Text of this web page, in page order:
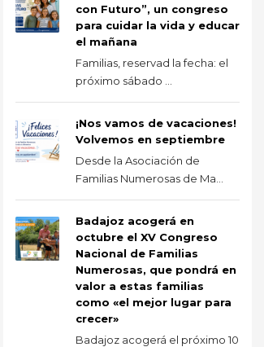
con Futuro”, un congreso
para cuidar la vida y educar
el mañana
Familias, reservad la fecha: el
próximo sábado ...
¡Nos vamos de vacaciones!
Volvemos en septiembre
Desde la Asociación de
Familias Numerosas de Ma...
Badajoz acogerá en
octubre el XV Congreso
Nacional de Familias
Numerosas, que pondrá en
valor a estas familias
como «el mejor lugar para
crecer»
Badajoz acogerá el próximo 10